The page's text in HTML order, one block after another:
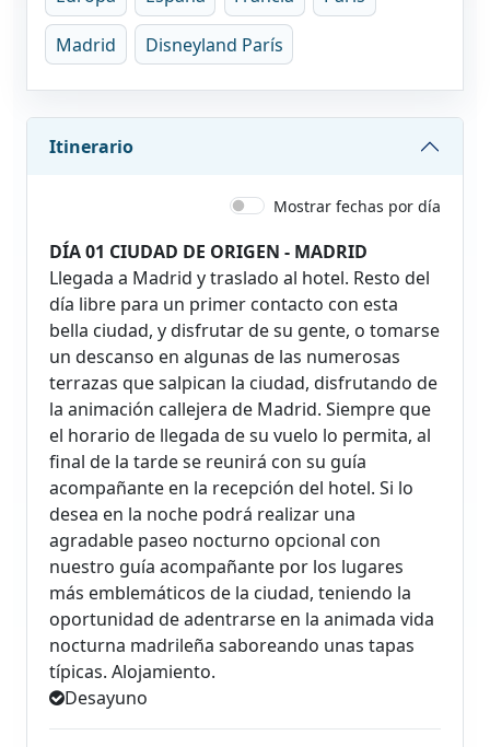
Madrid Disneyland París
Itinerario
Mostrar fechas por día
DÍA 01 CIUDAD DE ORIGEN - MADRID
Llegada a Madrid y traslado al hotel. Resto del
día libre para un primer contacto con esta
bella ciudad, y disfrutar de su gente, o tomarse
un descanso en algunas de las numerosas
terrazas que salpican la ciudad, disfrutando de
la animación callejera de Madrid. Siempre que
el horario de llegada de su vuelo lo permita, al
final de la tarde se reunirá con su guía
acompañante en la recepción del hotel. Si lo
desea en la noche podrá realizar una
agradable paseo nocturno opcional con
nuestro guía acompañante por los lugares
más emblemáticos de la ciudad, teniendo la
oportunidad de adentrarse en la animada vida
nocturna madrileña saboreando unas tapas
típicas. Alojamiento.
Desayuno